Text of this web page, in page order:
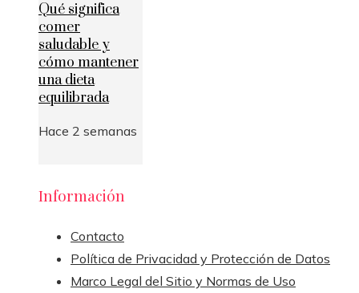
Qué significa
comer
saludable y
cómo mantener
una dieta
equilibrada
Hace 2 semanas
Información
Contacto
Política de Privacidad y Protección de Datos
Marco Legal del Sitio y Normas de Uso